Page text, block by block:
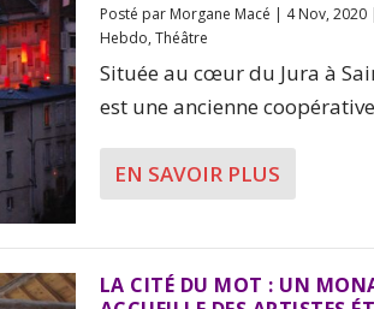
Posté par Morgane Macé | 4 Nov, 2020|
Hebdo, Théâtre
Située au cœur du Jura à
est une ancienne
EN SAVOIR PLUS
LA CITÉ DU MOT : UN